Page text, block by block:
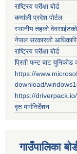
राष्ट्रिय परीक्षा बोर्ड
कर्णाली प्रदेश पोर्टल
स्थानीय तहको
नेपाल सरकारको
राष्ट्रिय परीक्षा बोर्ड
प्रिती फन्ट बाट युनिकोड
https://
download/
https://
वृत मार्गनिर्देशन
गाउँपालिका